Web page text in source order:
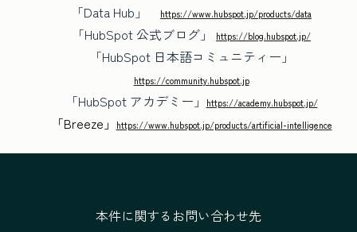
「Data Hub」 https://www.hubspot.jp/products/data
「HubSpot 公式ブログ」 https://blog.hubspot.jp/
「HubSpot 日本語コミュニティー」
https://community.hubspot.jp
「HubSpot アカデミー」 https://academy.hubspot.jp/
「Breeze」 https://www.hubspot.jp/products/artificial-intelligence
本件に関するお問い合わせ先